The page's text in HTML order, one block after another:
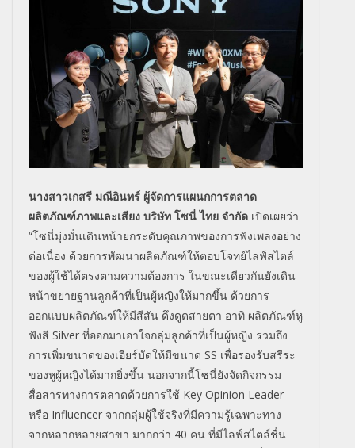
นางสาวเกสรี มณีอินทร์ ผู้จัดการแผนกการตลาด
ผลิตภัณฑ์ภาพและเสียง บริษัท โซนี่ ไทย จำกัด เปิดเผยว่า
“โซนี่มุ่งมั่นเดินหน้ายกระดับคุณภาพของการฟังเพลงอย่าง
ต่อเนื่อง ด้วยการพัฒนาผลิตภัณฑ์ให้ตอบโจทย์ไลฟ์สไตล์
ของผู้ใช้ได้ตรงตามความต้องการ ในขณะเดียวกันยังเดิน
หน้าขยายฐานลูกค้าที่เป็นผู้หญิงให้มากขึ้น ด้วยการ
ออกแบบผลิตภัณฑ์ให้มีสีสัน ดึงดูดสายตา อาทิ ผลิตภัณฑ์หู
ฟังสี Silver ที่ออกมาเอาใจกลุ่มลูกค้าที่เป็นผู้หญิง รวมถึง
การเพิ่มขนาดของเอียร์บัดให้มีขนาด SS เพื่อรองรับสรีระ
ของหูผู้หญิงได้มากยิ่งขึ้น นอกจากนี้โซนี่ยังจัดกิจกรรม
สื่อสารทางการตลาดด้วยการใช้ Key Opinion Leader
หรือ Influencer จากกลุ่มผู้ใช้จริงที่มีความรู้เฉพาะทาง
จากหลากหลายสาขา มากกว่า 40 คน ที่มีไลฟ์สไตล์ชื่น